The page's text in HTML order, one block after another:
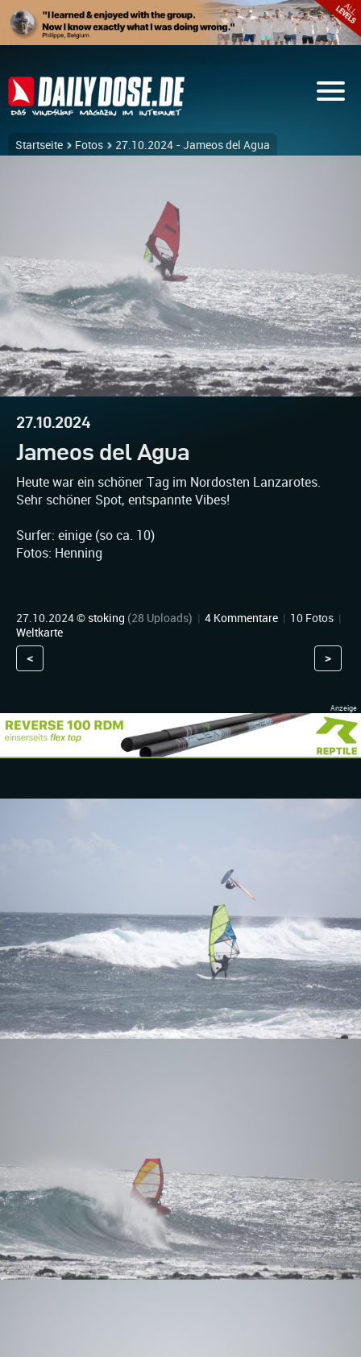
Startseite Fotos 27.10.2024 - Jameos del Agua
27.10.2024
Jameos del Agua
Heute war ein schöner Tag im Nordosten Lanzarotes.
Sehr schöner Spot, entspannte Vibes!
Surfer: einige (so ca. 10)
Fotos: Henning
27.10.2024 © stoking (28 Uploads) | 4 Kommentare | 10 Fotos |
Weltkarte
< >